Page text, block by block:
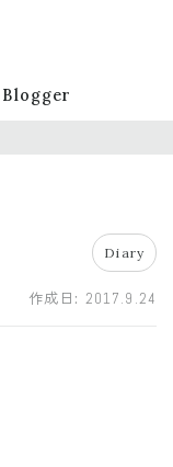
Blogger
Diary
作成日: 2017.9.24